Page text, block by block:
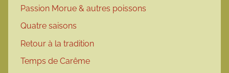
Passion Morue & autres poissons
Quatre saisons
Retour à la tradition
Temps de Carême